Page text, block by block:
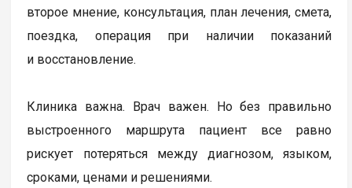
второе мнение, консультация, план лечения, смета,
поездка, операция при наличии показаний
и восстановление.
Клиника важна. Врач важен. Но без правильно
выстроенного маршрута пациент все равно
рискует потеряться между диагнозом, языком,
сроками, ценами и решениями.